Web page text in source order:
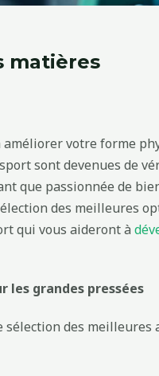
matières
améliorer votre forme
sont devenues de
que passionnée de
des meilleures
qui vous aideront à
les grandes pressées
sélection des